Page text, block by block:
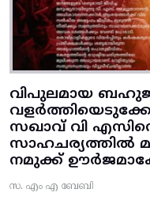
വിപുലമായ
സഖാവ് വി
സാഹചര്യത്തിൽ
നമുക്ക്
സ. എം എ ബേബി